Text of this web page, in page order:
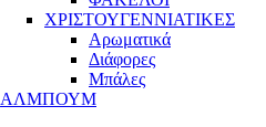
ΧΡΙΣΤΟΥΓΕΝΝΙΑΤΙΚΕΣ
Αρωματικά
Διάφορες
Μπάλες
ΑΛΜΠΟΥΜ